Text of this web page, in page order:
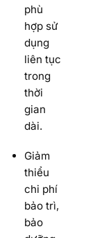
phù
hợp sử
dụng
liên tục
trong
thời
gian
dài.
Giảm
thiểu
chi phí
bảo trì,
bảo